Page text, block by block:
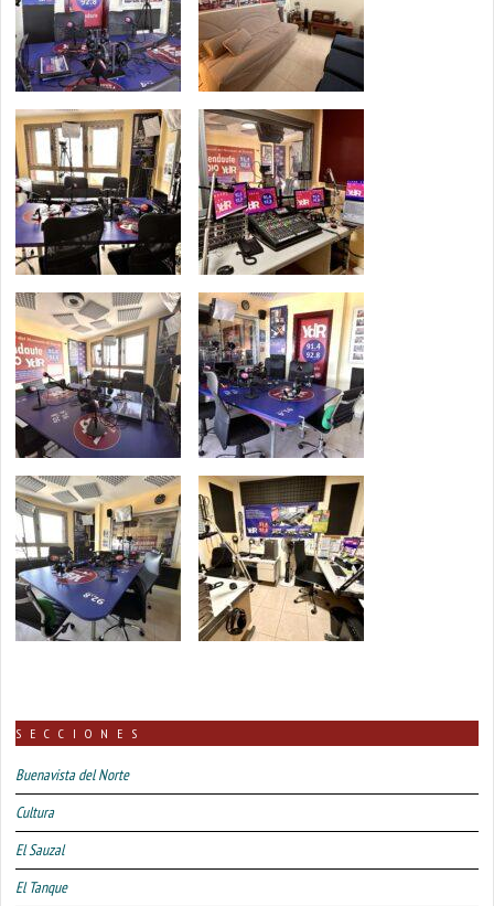
SECCIONES
Buenavista del Norte
Cultura
El Sauzal
El Tanque